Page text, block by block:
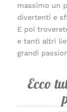
massimo un
divertenti e
E poi
e tanti altri
grandi
Ecco